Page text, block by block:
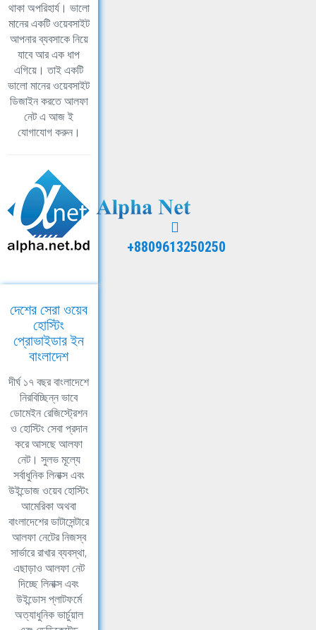
থাকা অপরিহার্য। ভালো
মানের একটি ওয়েবসাইট
আপনার ব্যবসাকে নিয়ে
যাবে আর এক ধাপ
এগিয়ে। তাই একটি
ভালো মানের ওয়েবসাইট
ডিজাইন করতে আলফা
নেট এ আজ ই
যোগাযোগ করুন।
+8809613250250
দেশের সেরা ওয়েব
হোস্টিং
প্রোভাইডার ইন
বাংলাদেশ
দীর্ঘ ১৭ বছর বাংলাদেশে
নিরবিচ্ছিন্ন ভাবে
ডোমেইন রেজিস্ট্রেশন
ও হোস্টিং সেবা প্রদান
করে আসছে আলফা
নেট। সুলভ মূল্যে
সর্বাধুনিক লিনাক্স এবং
উইন্ডোজ ওয়েব হোস্টিং
আমেরিকা অথবা
বাংলাদেশের ডাটাসেন্টারে
আলফা নেটের নিজস্ব
সার্ভারে রাখার ব্যবস্থা,
এছাড়াও আলফা নেট
দিচ্ছে লিনাক্স এবং
উইন্ডোস প্লাটফর্মে
অত্যাধুনিক ভার্চুয়াল